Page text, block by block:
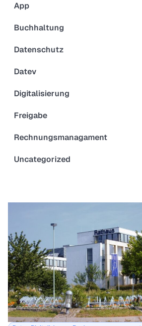
App
Buchhaltung
Datenschutz
Datev
Digitalisierung
Freigabe
Rechnungsmanagament
Uncategorized